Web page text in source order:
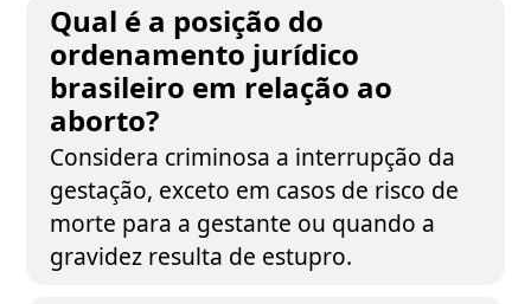
Qual é a posição do
ordenamento jurídico
brasileiro em relação ao
aborto?
Considera criminosa a interrupção da
gestação, exceto em casos de risco de
morte para a gestante ou quando a
gravidez resulta de estupro.